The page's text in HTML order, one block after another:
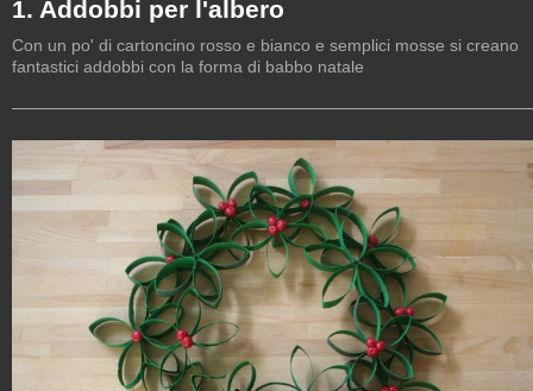
1. Addobbi per l'albero
Con un po' di cartoncino rosso e bianco e semplici mosse si creano
fantastici addobbi con la forma di babbo natale